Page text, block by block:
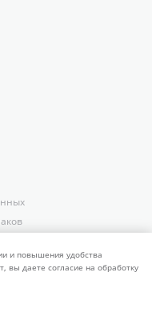
и повышения удобства
вы даете согласие на обработку